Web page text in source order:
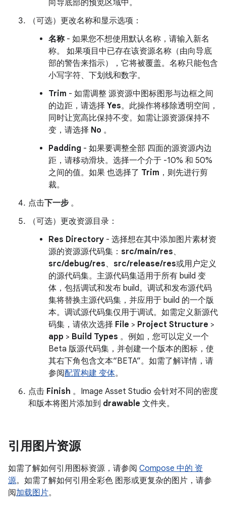
向导底部的预览区域中。
（可选）更改名称和显示选项：
名称- 如果您不想使用默认名称，请输入新名
称。 如果项目中已存在该资源名称（由向导底
部的警告来指示），它将被覆盖。名称只能包含
小写字符、下划线和数字。
Trim - 如需调整 源资源中图标图形与边框之间
的边距，请选择 Yes。此操作将移除透明空间，
同时让宽高比保持不变。如需让源资源保持不
变，请选择 No 。
Padding - 如果要调整全部 四面的源资源内边
距，请移动滑块。选择一个介于 -10% 和 50%
之间的值。如果 也选择了 Trim ，则先进行剪
裁。
点击下一步 。
（可选）更改资源目录：
Res Directory - 选择想在其中添加图片素材资
源的资源源代码集： src/main/res、
src/debug/res、 src/release/res或用户定义
的源代码集。主源代码集适用于所有 build 变
体，包括调试和发布 build。调试和发布源代码
集将替换主源代码集，并应用于 build 的一个版
本。调试源代码集仅用于调试。如需定义新源代
码集，请依次选择 File > Project Structure >
app > Build Types 。例如，您可以定义一个
Beta 版源代码集，并创建一个版本的图标，使
其右下角包含文本“BETA”。如需了解详情，请
参阅配置构建 变体。
点击 Finish 。Image Asset Studio 会针对不同的密度
和版本将图片添加到 drawable 文件夹。
引用图片资源
如需了解如何引用图标资源，请参阅 Compose 中的 资
源。如需了解如何引用全彩色 图形或更复杂的图片，请参
阅加载图片。